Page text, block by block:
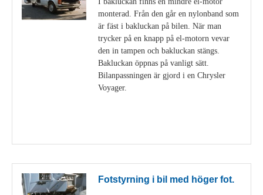
monterad. Från den går en nylonband som
är fäst i bakluckan på bilen. När man
trycker på en knapp på el-motorn vevar
den in tampen och bakluckan stängs.
Bakluckan öppnas på vanligt sätt.
Bilanpassningen är gjord i en Chrysler
Voyager.
Fotstyrning i bil med höger fot.